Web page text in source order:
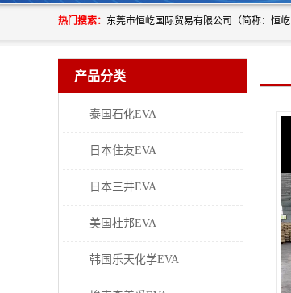
热门搜索：
产品分类
泰国石化EVA
日本住友EVA
日本三井EVA
美国杜邦EVA
韩国乐天化学EVA